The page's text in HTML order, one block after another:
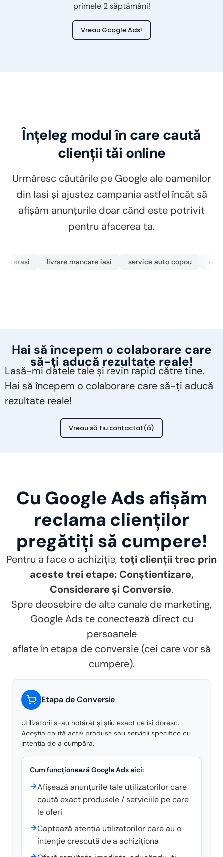
primele 2 săptămâni!
Vreau Google Ads!
Înțeleg modul în care caută
clienții tăi online
Urmăresc căutările pe Google ale oamenilor
din Iasi și ajustez campania astfel încât să
afișăm anunțurile doar când este potrivit
pentru afacerea ta.
livrare mancare iasi service auto copou
Hai să începem o colaborare care
să-ți aducă rezultate reale!
Lasă-mi datele tale și revin rapid către tine.
Hai să începem o colaborare care să-ți aducă
rezultate reale!
Vreau să fiu contactat(ă)
Cu Google Ads afișăm
reclama clienților
pregătiți să cumpere!
Pentru a face o achiziție, toți clienții trec prin
aceste trei etape: Conștientizare,
Considerare și Conversie.
Spre deosebire de alte canale de marketing,
Google Ads te conectează direct cu
persoanele
aflate în etapa de conversie (cei care vor să
cumpere).
Etapa de Conversie
Utilizatorii s-au hotărât și știu exact ce își doresc.
Aceștia caută activ produse sau servicii specifice cu
intenția de a cumpăra.
Cum funcționează Google Ads aici:
→Afișează anunțurile tale utilizatorilor care
caută exact produsele / serviciile pe care
le oferi
→Captează atenția utilizatorilor care au o
intenție crescută de a achiziționa